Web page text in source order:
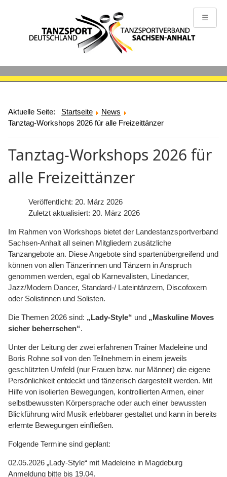
☰
Aktuelle Seite: Startseite
News
Tanztag-Workshops 2026 für alle Freizeittänzer
Tanztag-Workshops 2026 für
alle Freizeittänzer
Veröffentlicht: 20. März 2026
Zuletzt aktualisiert: 20. März 2026
Im Rahmen von Workshops bietet der Landestanzsportverband
Sachsen-Anhalt all seinen Mitgliedern zusätzliche
Tanzangebote an. Diese Angebote sind spartenübergreifend und
können von allen Tänzerinnen und Tänzern in Anspruch
genommen werden, egal ob Karnevalisten, Linedancer,
Jazz/Modern Dancer, Standard-/ Lateintänzern, Discofoxern
oder Solistinnen und Solisten.
Die Themen 2026 sind: „Lady-Style“ und „Maskuline Moves
sicher beherrschen“.
Unter der Leitung der zwei erfahrenen Trainer Madeleine und
Boris Rohne soll von den Teilnehmern in einem jeweils
geschützten Umfeld (nur Frauen bzw. nur Männer) die eigene
Persönlichkeit entdeckt und tänzerisch dargestellt werden. Mit
Hilfe von isolierten Bewegungen, kontrollierten Armen, einer
selbstbewussten Körpersprache oder auch einer bewussten
Blickführung wird Musik erlebbarer gestaltet und kann in bereits
erlernte Bewegungen einfließen.
Folgende Termine sind geplant:
02.05.2026 „Lady-Style“ mit Madeleine in Magdeburg
Anmeldung bitte bis 19.04.